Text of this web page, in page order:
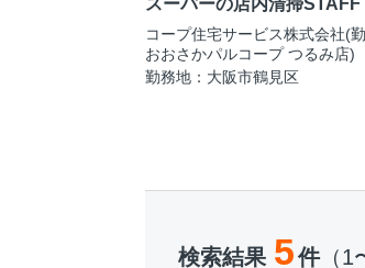
スーパーの店内清掃STAFF
コープ住宅サービス株式会社(勤
おおさかパルコープ つるみ店)
勤務地：大阪市鶴見区
検索結果 5件（1